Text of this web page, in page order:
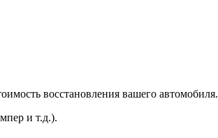
восстановления вашего автомобиля.
и т.д.).